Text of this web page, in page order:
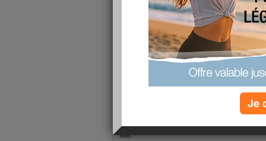
1 - 1 de 1 ‹ Préc. Suiv. › »
equipe-aujourdhuicom
publié le 23/02/2011 à 11:28
Vous venez d’écrire votre premier article!
souhaite partager avec vous votre première
site.
Je